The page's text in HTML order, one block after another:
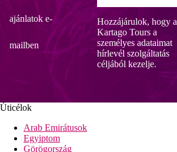
ajánlatok e-
mailben
Hozzájárulok, hogy a
Kartago Tours a
személyes adataimat
hírlevél szolgáltatás
céljából kezelje.
Úticélok
Arab Emirátusok
Egyiptom
Görögország